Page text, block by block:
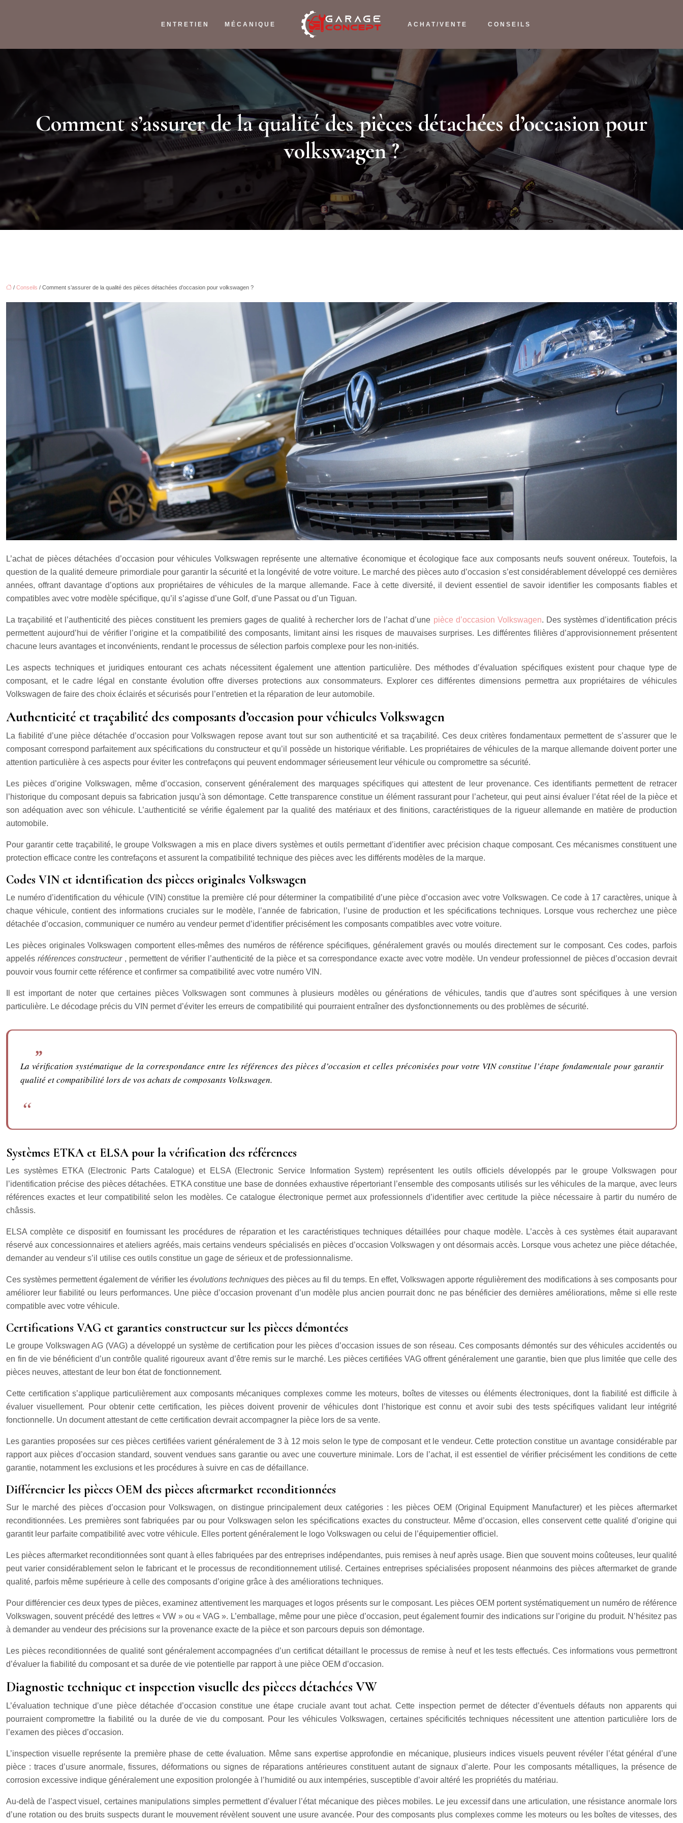
MÉCANIQUE
ENTRETIEN ACHAT/VENTE CONSEILS
Comment s’assurer de la qualité des pièces détachées d’occasion pour
volkswagen ?
/ Conseils / Comment s’assurer de la qualité des pièces détachées d’occasion pour volkswagen ?
L’achat de pièces détachées d’occasion pour véhicules Volkswagen représente une alternative économique et écologique face aux composants neufs souvent onéreux. Toutefois, la
question de la qualité demeure primordiale pour garantir la sécurité et la longévité de votre voiture. Le marché des pièces auto d’occasion s’est considérablement développé ces dernières
années, offrant davantage d’options aux propriétaires de véhicules de la marque allemande. Face à cette diversité, il devient essentiel de savoir identifier les composants fiables et
compatibles avec votre modèle spécifique, qu’il s’agisse d’une Golf, d’une Passat ou d’un Tiguan.
La traçabilité et l’authenticité des pièces constituent les premiers gages de qualité à rechercher lors de l’achat d’une pièce d’occasion Volkswagen. Des systèmes d’identification précis
permettent aujourd’hui de vérifier l’origine et la compatibilité des composants, limitant ainsi les risques de mauvaises surprises. Les différentes filières d’approvisionnement présentent
chacune leurs avantages et inconvénients, rendant le processus de sélection parfois complexe pour les non-initiés.
Les aspects techniques et juridiques entourant ces achats nécessitent également une attention particulière. Des méthodes d’évaluation spécifiques existent pour chaque type de
composant, et le cadre légal en constante évolution offre diverses protections aux consommateurs. Explorer ces différentes dimensions permettra aux propriétaires de véhicules
Volkswagen de faire des choix éclairés et sécurisés pour l’entretien et la réparation de leur automobile.
Authenticité et traçabilité des composants d’occasion pour véhicules Volkswagen
La fiabilité d’une pièce détachée d’occasion pour Volkswagen repose avant tout sur son authenticité et sa traçabilité. Ces deux critères fondamentaux permettent de s’assurer que le
composant correspond parfaitement aux spécifications du constructeur et qu’il possède un historique vérifiable. Les propriétaires de véhicules de la marque allemande doivent porter une
attention particulière à ces aspects pour éviter les contrefaçons qui peuvent endommager sérieusement leur véhicule ou compromettre sa sécurité.
Les pièces d’origine Volkswagen, même d’occasion, conservent généralement des marquages spécifiques qui attestent de leur provenance. Ces identifiants permettent de retracer
l’historique du composant depuis sa fabrication jusqu’à son démontage. Cette transparence constitue un élément rassurant pour l’acheteur, qui peut ainsi évaluer l’état réel de la pièce et
son adéquation avec son véhicule. L’authenticité se vérifie également par la qualité des matériaux et des finitions, caractéristiques de la rigueur allemande en matière de production
automobile.
Pour garantir cette traçabilité, le groupe Volkswagen a mis en place divers systèmes et outils permettant d’identifier avec précision chaque composant. Ces mécanismes constituent une
protection efficace contre les contrefaçons et assurent la compatibilité technique des pièces avec les différents modèles de la marque.
Codes VIN et identification des pièces originales Volkswagen
Le numéro d’identification du véhicule (VIN) constitue la première clé pour déterminer la compatibilité d’une pièce d’occasion avec votre Volkswagen. Ce code à 17 caractères, unique à
chaque véhicule, contient des informations cruciales sur le modèle, l’année de fabrication, l’usine de production et les spécifications techniques. Lorsque vous recherchez une pièce
détachée d’occasion, communiquer ce numéro au vendeur permet d’identifier précisément les composants compatibles avec votre voiture.
Les pièces originales Volkswagen comportent elles-mêmes des numéros de référence spécifiques, généralement gravés ou moulés directement sur le composant. Ces codes, parfois
appelés références constructeur , permettent de vérifier l’authenticité de la pièce et sa correspondance exacte avec votre modèle. Un vendeur professionnel de pièces d’occasion devrait
pouvoir vous fournir cette référence et confirmer sa compatibilité avec votre numéro VIN.
Il est important de noter que certaines pièces Volkswagen sont communes à plusieurs modèles ou générations de véhicules, tandis que d’autres sont spécifiques à une version
particulière. Le décodage précis du VIN permet d’éviter les erreurs de compatibilité qui pourraient entraîner des dysfonctionnements ou des problèmes de sécurité.
La vérification systématique de la correspondance entre les références des pièces d’occasion et celles préconisées pour votre VIN constitue l’étape fondamentale pour garantir
qualité et compatibilité lors de vos achats de composants Volkswagen.
Systèmes ETKA et ELSA pour la vérification des références
Les systèmes ETKA (Electronic Parts Catalogue) et ELSA (Electronic Service Information System) représentent les outils officiels développés par le groupe Volkswagen pour
l’identification précise des pièces détachées. ETKA constitue une base de données exhaustive répertoriant l’ensemble des composants utilisés sur les véhicules de la marque, avec leurs
références exactes et leur compatibilité selon les modèles. Ce catalogue électronique permet aux professionnels d’identifier avec certitude la pièce nécessaire à partir du numéro de
châssis.
ELSA complète ce dispositif en fournissant les procédures de réparation et les caractéristiques techniques détaillées pour chaque modèle. L’accès à ces systèmes était auparavant
réservé aux concessionnaires et ateliers agréés, mais certains vendeurs spécialisés en pièces d’occasion Volkswagen y ont désormais accès. Lorsque vous achetez une pièce détachée,
demander au vendeur s’il utilise ces outils constitue un gage de sérieux et de professionnalisme.
Ces systèmes permettent également de vérifier les évolutions techniquesdes pièces au fil du temps. En effet, Volkswagen apporte régulièrement des modifications à ses composants pour
améliorer leur fiabilité ou leurs performances. Une pièce d’occasion provenant d’un modèle plus ancien pourrait donc ne pas bénéficier des dernières améliorations, même si elle reste
compatible avec votre véhicule.
Certifications VAG et garanties constructeur sur les pièces démontées
Le groupe Volkswagen AG (VAG) a développé un système de certification pour les pièces d’occasion issues de son réseau. Ces composants démontés sur des véhicules accidentés ou
en fin de vie bénéficient d’un contrôle qualité rigoureux avant d’être remis sur le marché. Les pièces certifiées VAG offrent généralement une garantie, bien que plus limitée que celle des
pièces neuves, attestant de leur bon état de fonctionnement.
Cette certification s’applique particulièrement aux composants mécaniques complexes comme les moteurs, boîtes de vitesses ou éléments électroniques, dont la fiabilité est difficile à
évaluer visuellement. Pour obtenir cette certification, les pièces doivent provenir de véhicules dont l’historique est connu et avoir subi des tests spécifiques validant leur intégrité
fonctionnelle. Un document attestant de cette certification devrait accompagner la pièce lors de sa vente.
Les garanties proposées sur ces pièces certifiées varient généralement de 3 à 12 mois selon le type de composant et le vendeur. Cette protection constitue un avantage considérable par
rapport aux pièces d’occasion standard, souvent vendues sans garantie ou avec une couverture minimale. Lors de l’achat, il est essentiel de vérifier précisément les conditions de cette
garantie, notamment les exclusions et les procédures à suivre en cas de défaillance.
Différencier les pièces OEM des pièces aftermarket reconditionnées
Sur le marché des pièces d’occasion pour Volkswagen, on distingue principalement deux catégories : les pièces OEM (Original Equipment Manufacturer) et les pièces aftermarket
reconditionnées. Les premières sont fabriquées par ou pour Volkswagen selon les spécifications exactes du constructeur. Même d’occasion, elles conservent cette qualité d’origine qui
garantit leur parfaite compatibilité avec votre véhicule. Elles portent généralement le logo Volkswagen ou celui de l’équipementier officiel.
Les pièces aftermarket reconditionnées sont quant à elles fabriquées par des entreprises indépendantes, puis remises à neuf après usage. Bien que souvent moins coûteuses, leur qualité
peut varier considérablement selon le fabricant et le processus de reconditionnement utilisé. Certaines entreprises spécialisées proposent néanmoins des pièces aftermarket de grande
qualité, parfois même supérieure à celle des composants d’origine grâce à des améliorations techniques.
Pour différencier ces deux types de pièces, examinez attentivement les marquages et logos présents sur le composant. Les pièces OEM portent systématiquement un numéro de référence
Volkswagen, souvent précédé des lettres « VW » ou « VAG ». L’emballage, même pour une pièce d’occasion, peut également fournir des indications sur l’origine du produit. N’hésitez pas
à demander au vendeur des précisions sur la provenance exacte de la pièce et son parcours depuis son démontage.
Les pièces reconditionnées de qualité sont généralement accompagnées d’un certificat détaillant le processus de remise à neuf et les tests effectués. Ces informations vous permettront
d’évaluer la fiabilité du composant et sa durée de vie potentielle par rapport à une pièce OEM d’occasion.
Diagnostic technique et inspection visuelle des pièces détachées VW
L’évaluation technique d’une pièce détachée d’occasion constitue une étape cruciale avant tout achat. Cette inspection permet de détecter d’éventuels défauts non apparents qui
pourraient compromettre la fiabilité ou la durée de vie du composant. Pour les véhicules Volkswagen, certaines spécificités techniques nécessitent une attention particulière lors de
l’examen des pièces d’occasion.
L’inspection visuelle représente la première phase de cette évaluation. Même sans expertise approfondie en mécanique, plusieurs indices visuels peuvent révéler l’état général d’une
pièce : traces d’usure anormale, fissures, déformations ou signes de réparations antérieures constituent autant de signaux d’alerte. Pour les composants métalliques, la présence de
corrosion excessive indique généralement une exposition prolongée à l’humidité ou aux intempéries, susceptible d’avoir altéré les propriétés du matériau.
Au-delà de l’aspect visuel, certaines manipulations simples permettent d’évaluer l’état mécanique des pièces mobiles. Le jeu excessif dans une articulation, une résistance anormale lors
d’une rotation ou des bruits suspects durant le mouvement révèlent souvent une usure avancée. Pour des composants plus complexes comme les moteurs ou les boîtes de vitesses, des